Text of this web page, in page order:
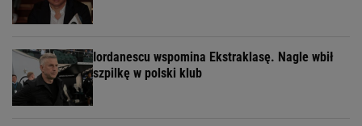
Iordanescu wspomina Ekstraklasę. Nagle wbił
szpilkę w polski klub